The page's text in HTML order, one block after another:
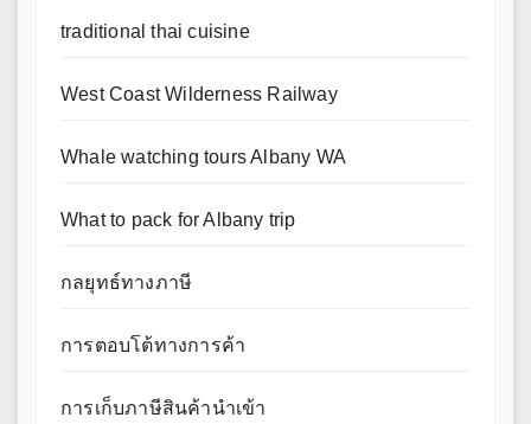
traditional thai cuisine
West Coast Wilderness Railway
Whale watching tours Albany WA
What to pack for Albany trip
กลยุทธ์ทางภาษี
การตอบโต้ทางการค้า
การเก็บภาษีสินค้านำเข้า